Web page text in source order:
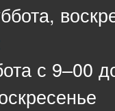
с 9–00